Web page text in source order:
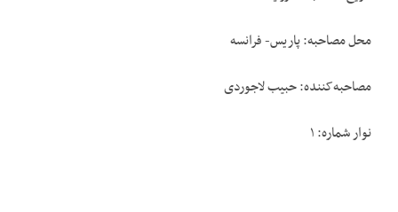
محل مصاحبه: پاریس- فرانسه
مصاحبه‌کننده: حبيب لاجوردی
نوار شماره: ۱